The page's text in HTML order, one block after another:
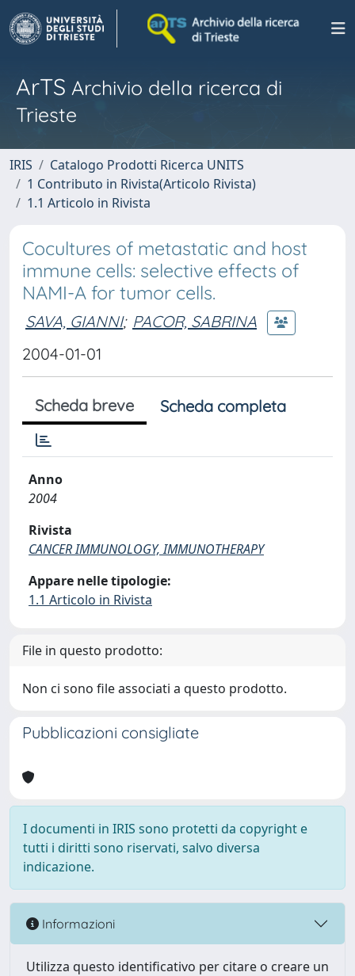
ArTS Archivio della ricerca di
Trieste
IRIS
Catalogo Prodotti Ricerca UNITS
1 Contributo in Rivista(Articolo Rivista)
1.1 Articolo in Rivista
Cocultures of metastatic and host
immune cells: selective effects of
NAMI-A for tumor cells.
SAVA, GIANNI; PACOR, SABRINA
2004-01-01
Scheda breve Scheda completa
Anno
2004
Rivista
CANCER IMMUNOLOGY, IMMUNOTHERAPY
Appare nelle tipologie:
1.1 Articolo in Rivista
File in questo prodotto:
Non ci sono file associati a questo prodotto.
Pubblicazioni consigliate
I documenti in IRIS sono protetti da copyright e
tutti i diritti sono riservati, salvo diversa
indicazione.
Informazioni
Utilizza questo identificativo per citare o creare un